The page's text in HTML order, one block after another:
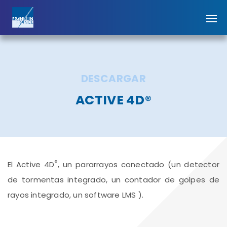
DESCARGAR
ACTIVE 4D®
El Active 4D®, un pararrayos conectado (un detector
de tormentas integrado, un contador de golpes de
rayos integrado, un software LMS ).